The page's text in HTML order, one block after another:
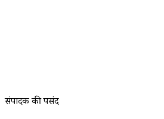
संपादक की पसंद